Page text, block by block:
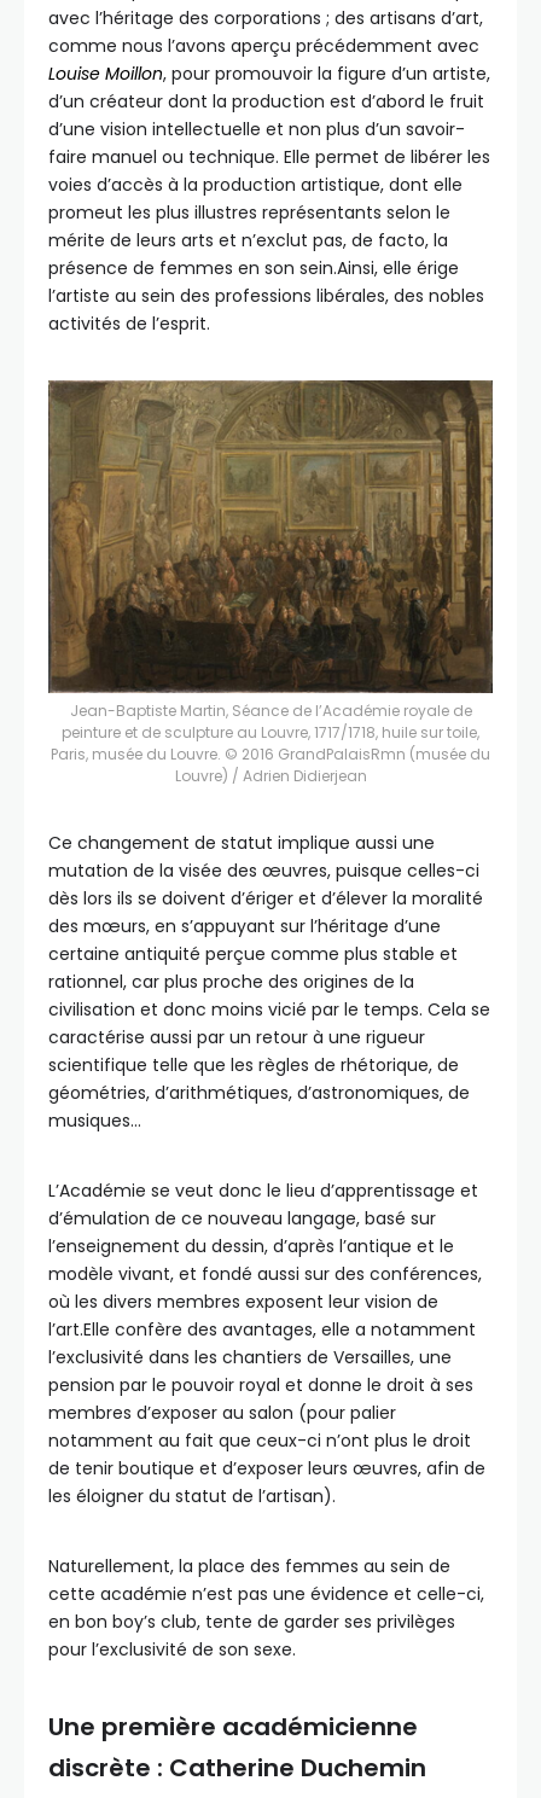
avec l’héritage des corporations ; des artisans d’art,
comme nous l’avons aperçu précédemment avec
Louise Moillon, pour promouvoir la figure d’un artiste,
d’un créateur dont la production est d’abord le fruit
d’une vision intellectuelle et non plus d’un savoir-
faire manuel ou technique. Elle permet de libérer les
voies d’accès à la production artistique, dont elle
promeut les plus illustres représentants selon le
mérite de leurs arts et n’exclut pas, de facto, la
présence de femmes en son sein.Ainsi, elle érige
l’artiste au sein des professions libérales, des nobles
activités de l’esprit.
Jean-Baptiste Martin, Séance de l’Académie royale de
peinture et de sculpture au Louvre, 1717/1718, huile sur toile,
Paris, musée du Louvre. © 2016 GrandPalaisRmn (musée du
Louvre) / Adrien Didierjean
Ce changement de statut implique aussi une
mutation de la visée des œuvres, puisque celles-ci
dès lors ils se doivent d’ériger et d’élever la moralité
des mœurs, en s’appuyant sur l’héritage d’une
certaine antiquité perçue comme plus stable et
rationnel, car plus proche des origines de la
civilisation et donc moins vicié par le temps. Cela se
caractérise aussi par un retour à une rigueur
scientifique telle que les règles de rhétorique, de
géométries, d’arithmétiques, d’astronomiques, de
musiques…
L’Académie se veut donc le lieu d’apprentissage et
d’émulation de ce nouveau langage, basé sur
l’enseignement du dessin, d’après l’antique et le
modèle vivant, et fondé aussi sur des conférences,
où les divers membres exposent leur vision de
l’art.Elle confère des avantages, elle a notamment
l’exclusivité dans les chantiers de Versailles, une
pension par le pouvoir royal et donne le droit à ses
membres d’exposer au salon (pour palier
notamment au fait que ceux-ci n’ont plus le droit
de tenir boutique et d’exposer leurs œuvres, afin de
les éloigner du statut de l’artisan).
Naturellement, la place des femmes au sein de
cette académie n’est pas une évidence et celle-ci,
en bon boy’s club, tente de garder ses privilèges
pour l’exclusivité de son sexe.
Une première académicienne
discrète : Catherine Duchemin